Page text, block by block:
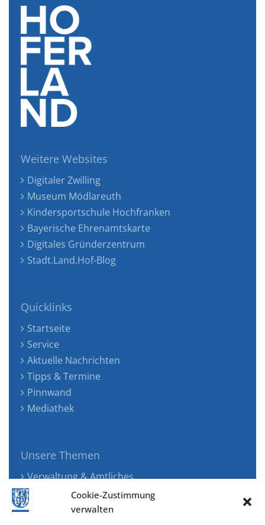
Cookie-Zustimmung
verwalten
Weitere Websites
Digitaler Zwilling
Museum Mödlareuth
Kindersportschule Hochfranken
Bayerische Ehrenamtskarte
Digitales Gründerzentrum
Stadt.Land.Hof-Blog
Quicklinks
Startseite
Service
Aktuelle Nachrichten
Tipps & Termine
Pinnwand
Mediathek
Unsere Themen
Verwaltung & Amtliches
Jugend, Familie & Gesundheit
Tourismus, Freizeit & Ökologie